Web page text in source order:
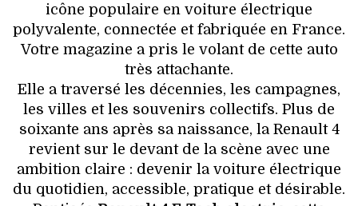
LIEUX TENDANCES
BEAUTÉ
MODE DE RUE
JEUNES CRÉATEURS
HISTOIRE DES MARQUES
icône populaire en voiture électrique
polyvalente, connectée et fabriquée en France.
Votre magazine a pris le volant de cette auto
très attachante.
Elle a traversé les décennies, les campagnes,
les villes et les souvenirs collectifs. Plus de
soixante ans après sa naissance, la Renault 4
revient sur le devant de la scène avec une
ambition claire : devenir la voiture électrique
du quotidien, accessible, pratique et désirable.